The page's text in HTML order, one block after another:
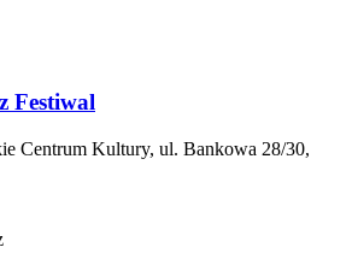
Festiwal
Centrum Kultury, ul. Bankowa 28/30,